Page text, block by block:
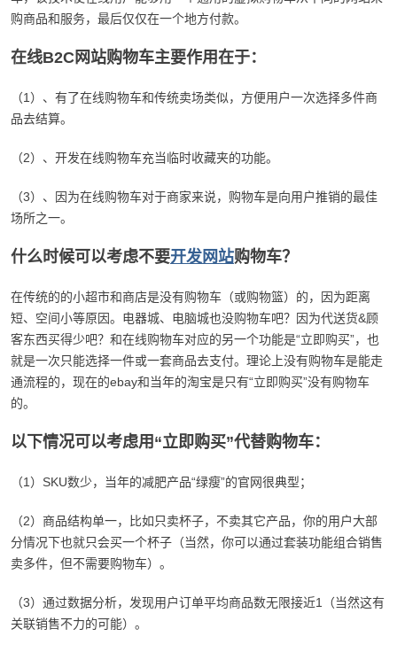
购商品和服务，最后仅仅在一个地方付款。
在线B2C网站购物车主要作用在于：
（1）、有了在线购物车和传统卖场类似，方便用户一次选择多件商
品去结算。
（2）、开发在线购物车充当临时收藏夹的功能。
（3）、因为在线购物车对于商家来说，购物车是向用户推销的最佳
场所之一。
什么时候可以考虑不要开发网站购物车？
在传统的的小超市和商店是没有购物车（或购物篮）的，因为距离
短、空间小等原因。电器城、电脑城也没购物车吧？因为代送货&顾
客东西买得少吧？和在线购物车对应的另一个功能是“立即购买”，也
就是一次只能选择一件或一套商品去支付。理论上没有购物车是能走
通流程的，现在的ebay和当年的淘宝是只有“立即购买”没有购物车
的。
以下情况可以考虑用“立即购买”代替购物车：
（1）SKU数少，当年的减肥产品“绿瘦”的官网很典型；
（2）商品结构单一，比如只卖杯子，不卖其它产品，你的用户大部
分情况下也就只会买一个杯子（当然，你可以通过套装功能组合销售
卖多件，但不需要购物车）。
（3）通过数据分析，发现用户订单平均商品数无限接近1（当然这有
关联销售不力的可能）。